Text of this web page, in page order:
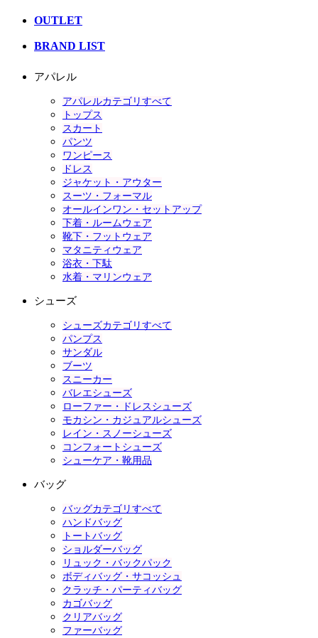
OUTLET
BRAND LIST
アパレル
アパレルカテゴリすべて
トップス
スカート
パンツ
ワンピース
ドレス
ジャケット・アウター
スーツ・フォーマル
オールインワン・セットアップ
下着・ルームウェア
靴下・フットウェア
マタニティウェア
浴衣・下駄
水着・マリンウェア
シューズ
シューズカテゴリすべて
パンプス
サンダル
ブーツ
スニーカー
バレエシューズ
ローファー・ドレスシューズ
モカシン・カジュアルシューズ
レイン・スノーシューズ
コンフォートシューズ
シューケア・靴用品
バッグ
バッグカテゴリすべて
ハンドバッグ
トートバッグ
ショルダーバッグ
リュック・バックパック
ボディバッグ・サコッシュ
クラッチ・パーティバッグ
カゴバッグ
クリアバッグ
ファーバッグ